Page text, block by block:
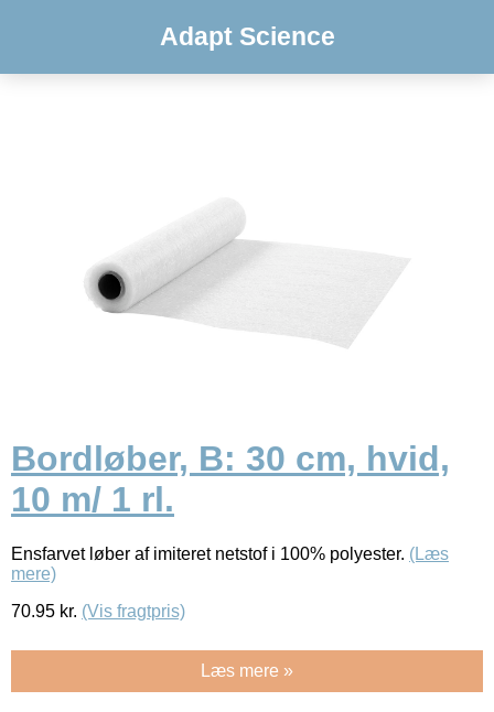
Adapt Science
Bordløber, B: 30 cm, hvid,
10 m/ 1 rl.
Ensfarvet løber af imiteret netstof i 100% polyester. (Læs
mere)
70.95 kr. (Vis fragtpris)
Læs mere »